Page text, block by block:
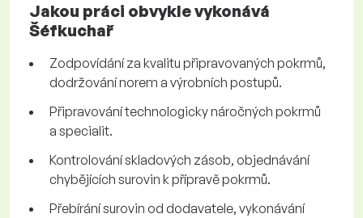
Jakou práci obvykle vykonává
Šéfkuchař
Zodpovídání za kvalitu připravovaných pokrmů,
dodržování norem a výrobních postupů.
Připravování technologicky náročných pokrmů
a specialit.
Kontrolování skladových zásob, objednávání
chybějících surovin k přípravě pokrmů.
Přebírání surovin od dodavatele, vykonávání